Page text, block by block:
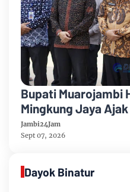
Bupati Muarojambi
Mingkung Jaya
Mandiri 2026
Jambi24Jam
Sept 07, 2026
Dayok Binatur